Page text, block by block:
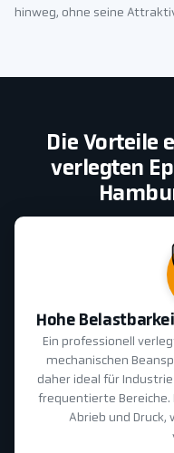
hinweg, ohne seine
Die Vorteile
verlegten
Hohe
Ein professionell
mechanischen
daher ideal für
frequentierte
Abrieb und Druck,